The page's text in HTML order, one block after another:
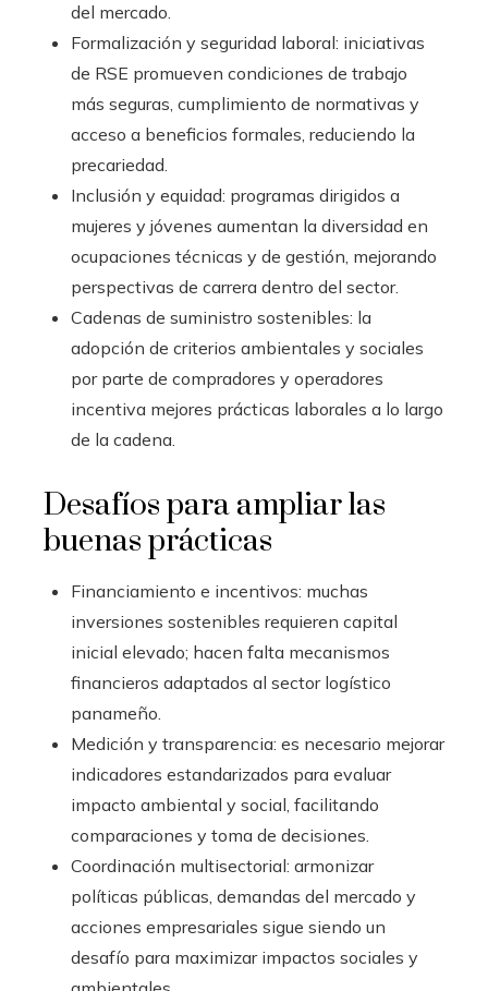
del mercado.
Formalización y seguridad laboral: iniciativas
de RSE promueven condiciones de trabajo
más seguras, cumplimiento de normativas y
acceso a beneficios formales, reduciendo la
precariedad.
Inclusión y equidad: programas dirigidos a
mujeres y jóvenes aumentan la diversidad en
ocupaciones técnicas y de gestión, mejorando
perspectivas de carrera dentro del sector.
Cadenas de suministro sostenibles: la
adopción de criterios ambientales y sociales
por parte de compradores y operadores
incentiva mejores prácticas laborales a lo largo
de la cadena.
Desafíos para ampliar las
buenas prácticas
Financiamiento e incentivos: muchas
inversiones sostenibles requieren capital
inicial elevado; hacen falta mecanismos
financieros adaptados al sector logístico
panameño.
Medición y transparencia: es necesario mejorar
indicadores estandarizados para evaluar
impacto ambiental y social, facilitando
comparaciones y toma de decisiones.
Coordinación multisectorial: armonizar
políticas públicas, demandas del mercado y
acciones empresariales sigue siendo un
desafío para maximizar impactos sociales y